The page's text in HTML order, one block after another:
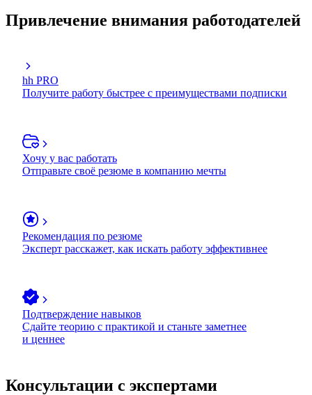
Привлечение внимания работодателей
hh PRO
Получите работу быстрее с преимуществами подписки
Хочу у вас работать
Отправьте своё резюме в компанию мечты
Рекомендация по резюме
Эксперт расскажет, как искать работу эффективнее
Подтверждение навыков
Сдайте теорию с практикой и станьте заметнее
и ценнее
Консультации с экспертами